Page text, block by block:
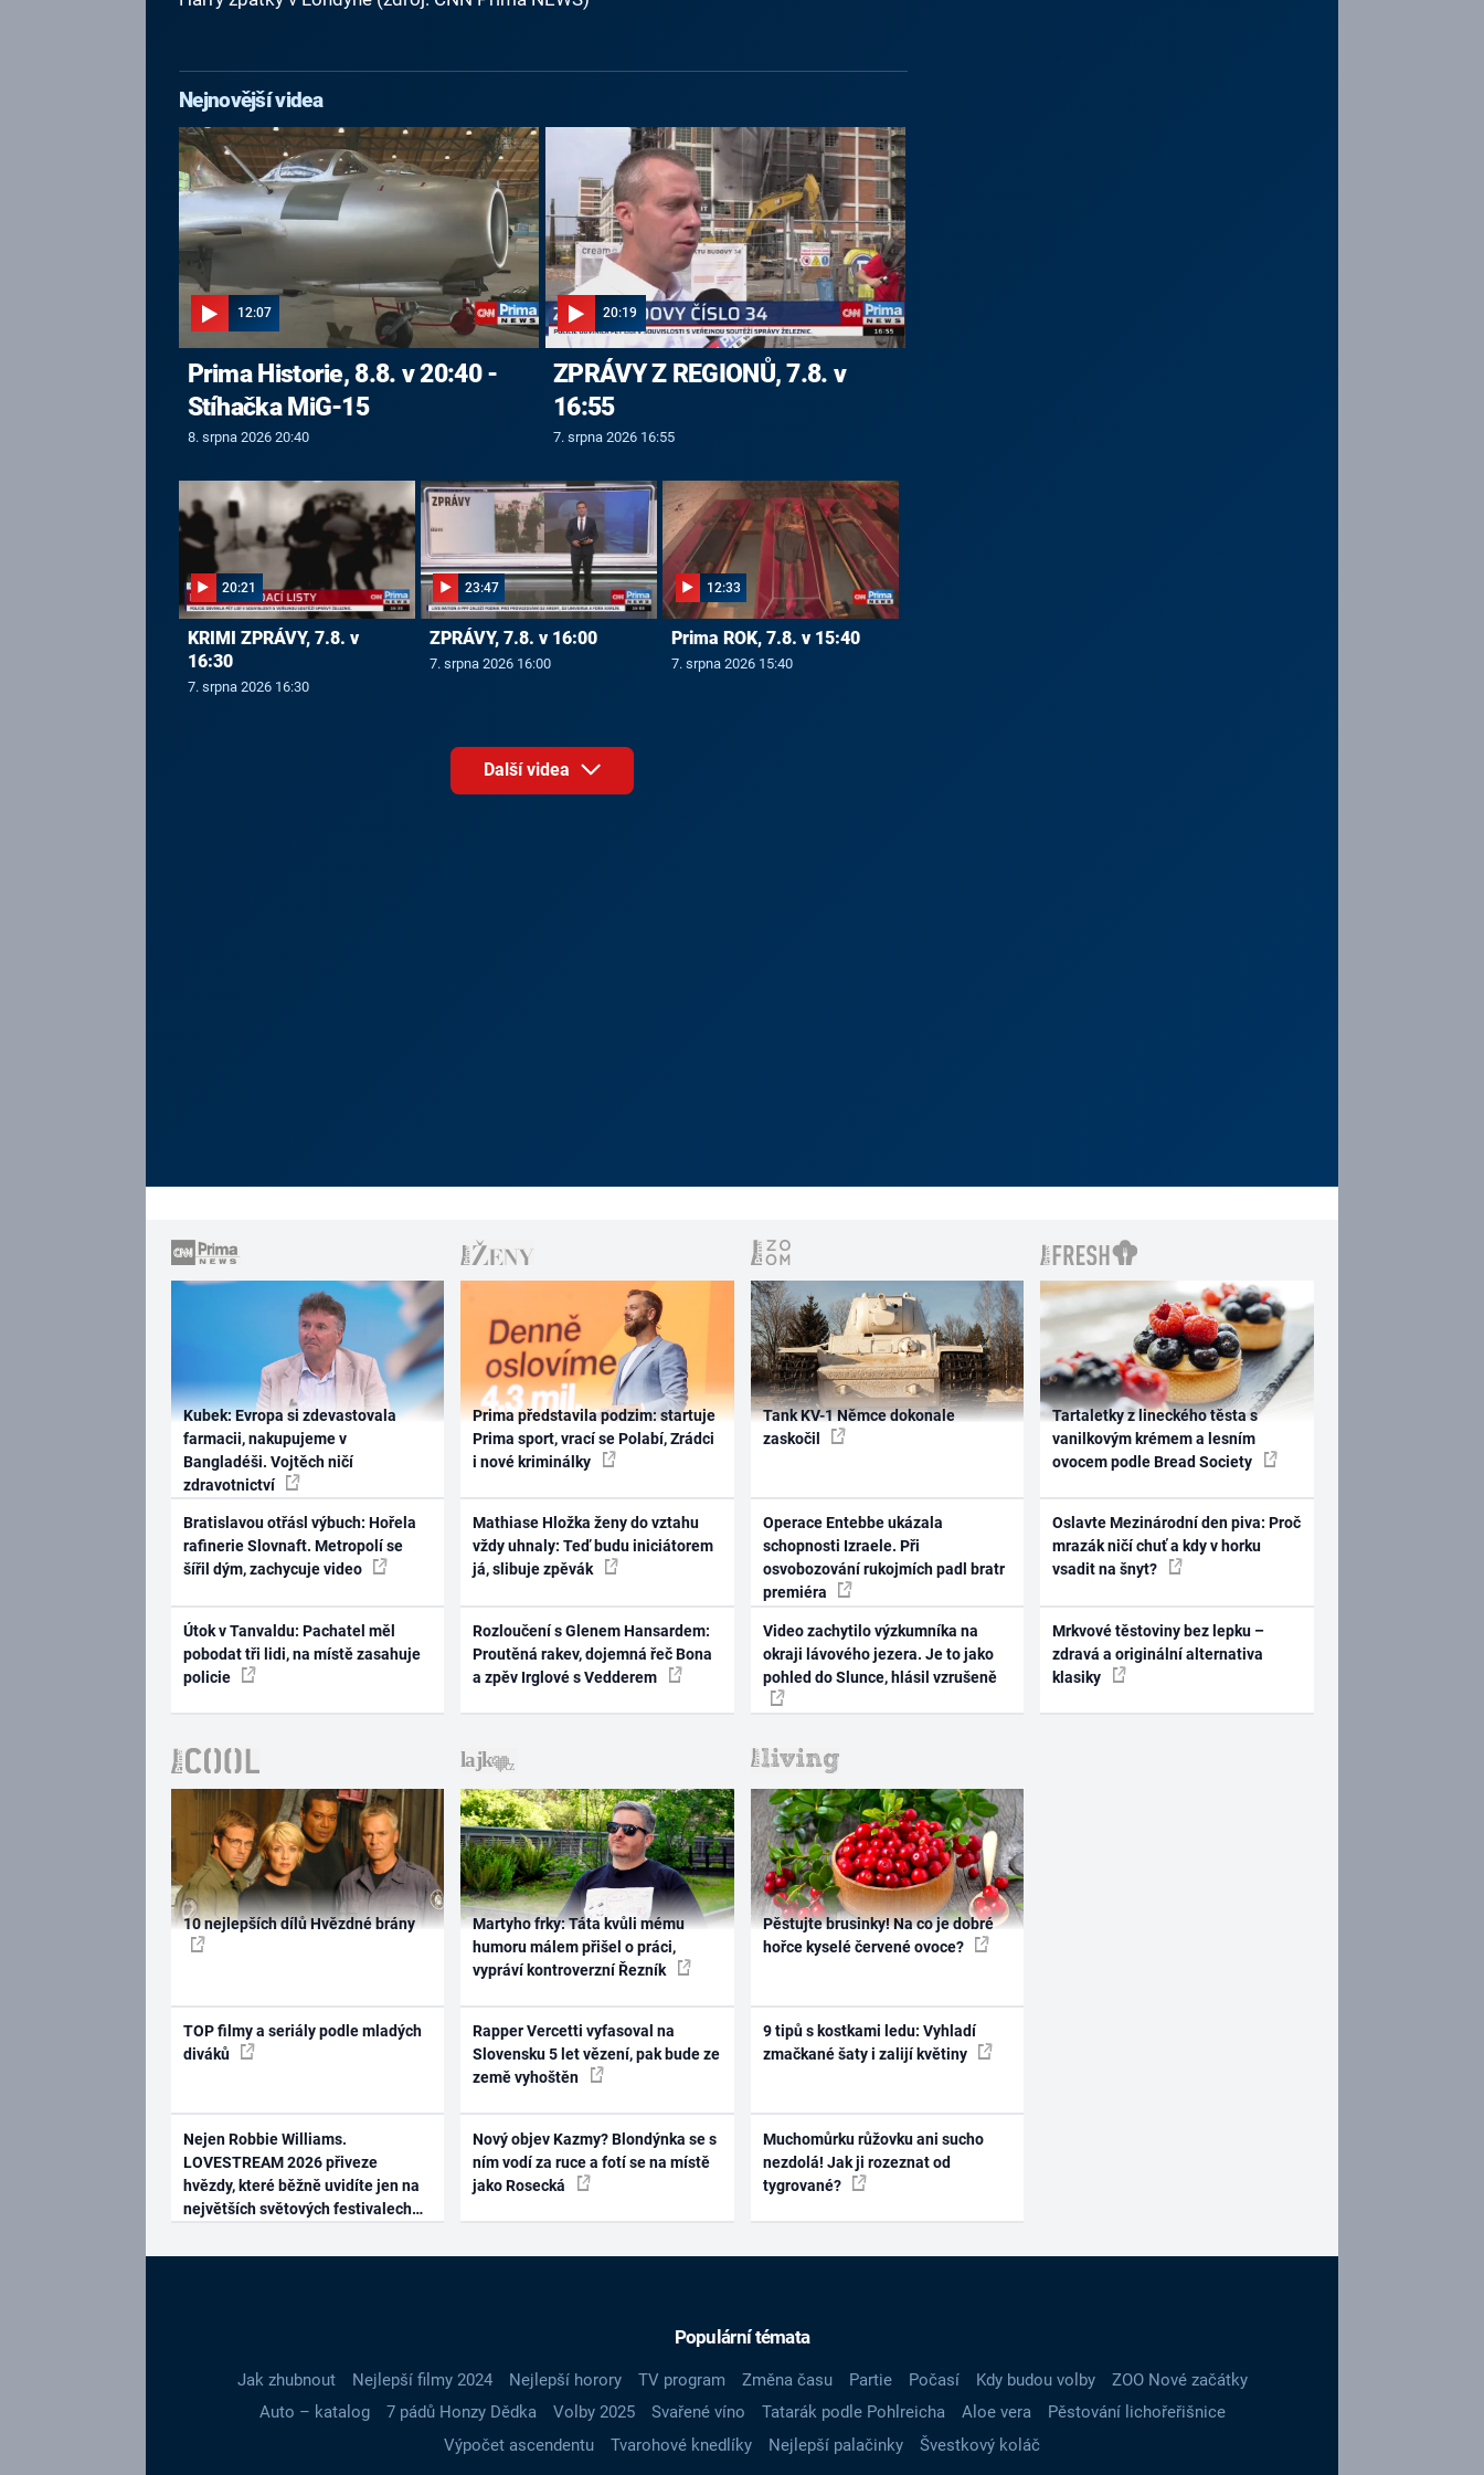
Nejnovější videa
12:07
Prima Historie, 8.8. v 20:40 -
Stíhačka MiG-15
8. srpna 2026 20:40
20:19
ZPRÁVY Z REGIONŮ, 7.8. v
16:55
7. srpna 2026 16:55
20:21
KRIMI ZPRÁVY, 7.8. v
16:30
7. srpna 2026 16:30
23:47
ZPRÁVY, 7.8. v 16:00
7. srpna 2026 16:00
12:33
Prima ROK, 7.8. v 15:40
7. srpna 2026 15:40
Další videa
Kubek: Evropa si zdevastovala
farmacii, nakupujeme v
Bangladéši. Vojtěch ničí
zdravotnictví
Bratislavou otřásl výbuch: Hořela
rafinerie Slovnaft. Metropolí se
šířil dým, zachycuje video
Útok v Tanvaldu: Pachatel měl
pobodat tři lidi, na místě zasahuje
policie
Prima představila podzim: startuje
Prima sport, vrací se Polabí, Zrádci
i nové kriminálky
Mathiase Hložka ženy do vztahu
vždy uhnaly: Teď budu iniciátorem
já, slibuje zpěvák
Rozloučení s Glenem Hansardem:
Proutěná rakev, dojemná řeč Bona
a zpěv Irglové s Vedderem
Tank KV-1 Němce dokonale
zaskočil
Operace Entebbe ukázala
schopnosti Izraele. Při
osvobozování rukojmích padl bratr
premiéra
Video zachytilo výzkumníka na
okraji lávového jezera. Je to jako
pohled do Slunce, hlásil vzrušeně
Tartaletky z lineckého těsta s
vanilkovým krémem a lesním
ovocem podle Bread Society
Oslavte Mezinárodní den piva: Proč
mrazák ničí chuť a kdy v horku
vsadit na šnyt?
Mrkvové těstoviny bez lepku –
zdravá a originální alternativa
klasiky
10 nejlepších dílů Hvězdné brány
TOP filmy a seriály podle mladých
diváků
Nejen Robbie Williams.
LOVESTREAM 2026 přiveze
hvězdy, které běžně uvidíte jen na
největších světových festivalech
Martyho frky: Táta kvůli mému
humoru málem přišel o práci,
vypráví kontroverzní Řezník
Rapper Vercetti vyfasoval na
Slovensku 5 let vězení, pak bude ze
země vyhoštěn
Nový objev Kazmy? Blondýnka se s
ním vodí za ruce a fotí se na místě
jako Rosecká
Pěstujte brusinky! Na co je dobré
hořce kyselé červené ovoce?
9 tipů s kostkami ledu: Vyhladí
zmačkané šaty i zalijí květiny
Muchomůrku růžovku ani sucho
nezdolá! Jak ji rozeznat od
tygrované?
Populární témata
Jak zhubnout Nejlepší filmy 2024 Nejlepší horory TV program Změna času Partie Počasí Kdy budou volby
ZOO Nové začátky
Auto – katalog
7 pádů Honzy Dědka Volby 2025 Svařené víno Tatarák podle Pohlreicha Aloe vera
Pěstování lichořeřišnice
Výpočet ascendentu
Tvarohové knedlíky Nejlepší palačinky Švestkový koláč